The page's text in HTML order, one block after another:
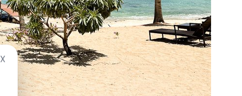
XMasquer le bandeau des cookies